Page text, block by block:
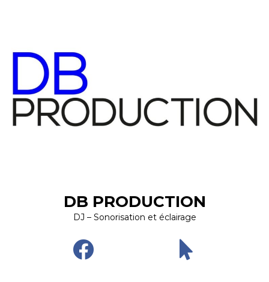
DB PRODUCTION
DJ – Sonorisation et éclairage